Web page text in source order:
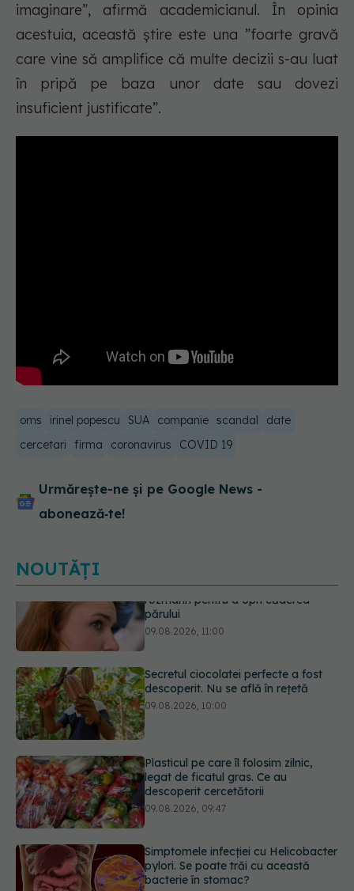
imaginare”, afirmă academicianul. În opinia
acestuia, această știre este una ”foarte gravă
care vine să amplifice că multe decizii s-au luat
în pripă pe baza unor date sau dovezi
insuficient justificate”.
oms irinel popescu SUA companie scandal
date
cercetari
firma coronavirus COVID 19
Urmărește-ne și pe Google News -
abonează‑te!
NOUTĂȚI
Secretul ciocolatei perfecte a fost
descoperit. Nu se află în rețetă
Plasticul pe care îl folosim zilnic,
09.08.2026, 09:47
Simptomele infecției cu Helicobacter
pylori. Se poate trăi cu această
09.08.2026, 09:00